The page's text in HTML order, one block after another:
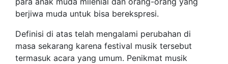
berjiwa muda untuk bisa berekspresi.
Definisi di atas telah mengalami perubahan di
masa sekarang karena festival musik tersebut
termasuk acara yang umum. Penikmat musik